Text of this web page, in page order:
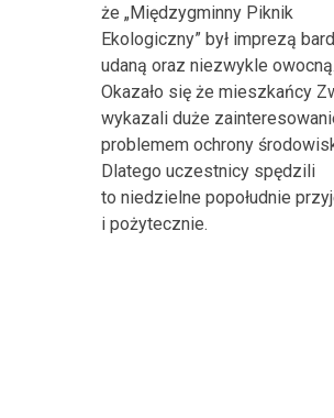
że „Międzygminny Piknik
Ekologiczny” był imprezą
udaną oraz niezwykle owocną.
Okazało się że mieszkańcy
wykazali duże
problemem ochrony
Dlatego uczestnicy spędzili
to niedzielne popołudnie
i pożytecznie.